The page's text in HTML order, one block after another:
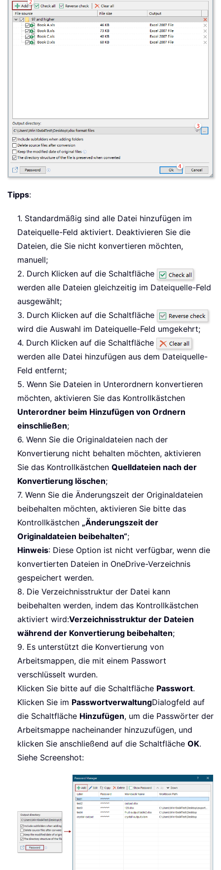
Tipps:
1. Standardmäßig sind alle Datei hinzufügen im
Dateiquelle-Feld aktiviert. Deaktivieren Sie die
Dateien, die Sie nicht konvertieren möchten,
manuell;
2. Durch Klicken auf die Schaltfläche
werden alle Dateien gleichzeitig im Dateiquelle-Feld
ausgewählt;
3. Durch Klicken auf die Schaltfläche
wird die Auswahl im Dateiquelle-Feld umgekehrt;
4. Durch Klicken auf die Schaltfläche
werden alle Datei hinzufügen aus dem Dateiquelle-
Feld entfernt;
5. Wenn Sie Dateien in Unterordnern konvertieren
möchten, aktivieren Sie das Kontrollkästchen
Unterordner beim Hinzufügen von Ordnern
einschließen;
6. Wenn Sie die Originaldateien nach der
Konvertierung nicht behalten möchten, aktivieren
Sie das Kontrollkästchen Quelldateien nach der
Konvertierung löschen;
7. Wenn Sie die Änderungszeit der Originaldateien
beibehalten möchten, aktivieren Sie bitte das
Kontrollkästchen „Änderungszeit der
Originaldateien beibehalten“;
Hinweis: Diese Option ist nicht verfügbar, wenn die
konvertierten Dateien in OneDrive-Verzeichnis
gespeichert werden.
8. Die Verzeichnisstruktur der Datei kann
beibehalten werden, indem das Kontrollkästchen
aktiviert wird:Verzeichnisstruktur der Dateien
während der Konvertierung beibehalten;
9. Es unterstützt die Konvertierung von
Arbeitsmappen, die mit einem Passwort
verschlüsselt wurden.
Klicken Sie bitte auf die Schaltfläche Passwort.
Klicken Sie im PasswortverwaltungDialogfeld auf
die Schaltfläche Hinzufügen, um die Passwörter der
Arbeitsmappe nacheinander hinzuzufügen, und
klicken Sie anschließend auf die Schaltfläche OK.
Siehe Screenshot: